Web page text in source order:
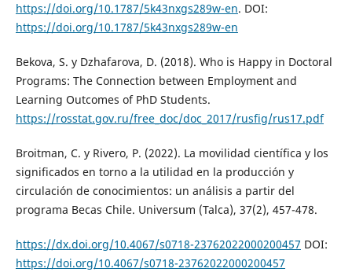
https://doi.org/10.1787/5k43nxgs289w-en. DOI:
https://doi.org/10.1787/5k43nxgs289w-en
Bekova, S. y Dzhafarova, D. (2018). Who is Happy in Doctoral
Programs: The Connection between Employment and
Learning Outcomes of PhD Students.
https://rosstat.gov.ru/free_doc/doc_2017/rusfig/rus17.pdf
Broitman, C. y Rivero, P. (2022). La movilidad científica y los
significados en torno a la utilidad en la producción y
circulación de conocimientos: un análisis a partir del
programa Becas Chile. Universum (Talca), 37(2), 457-478.
https://dx.doi.org/10.4067/s0718-23762022000200457 DOI:
https://doi.org/10.4067/s0718-23762022000200457